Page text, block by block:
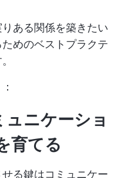
ある関係を築きたい
めのベストプラクテ
ニケーショ
育てる
る鍵はコミュニケー